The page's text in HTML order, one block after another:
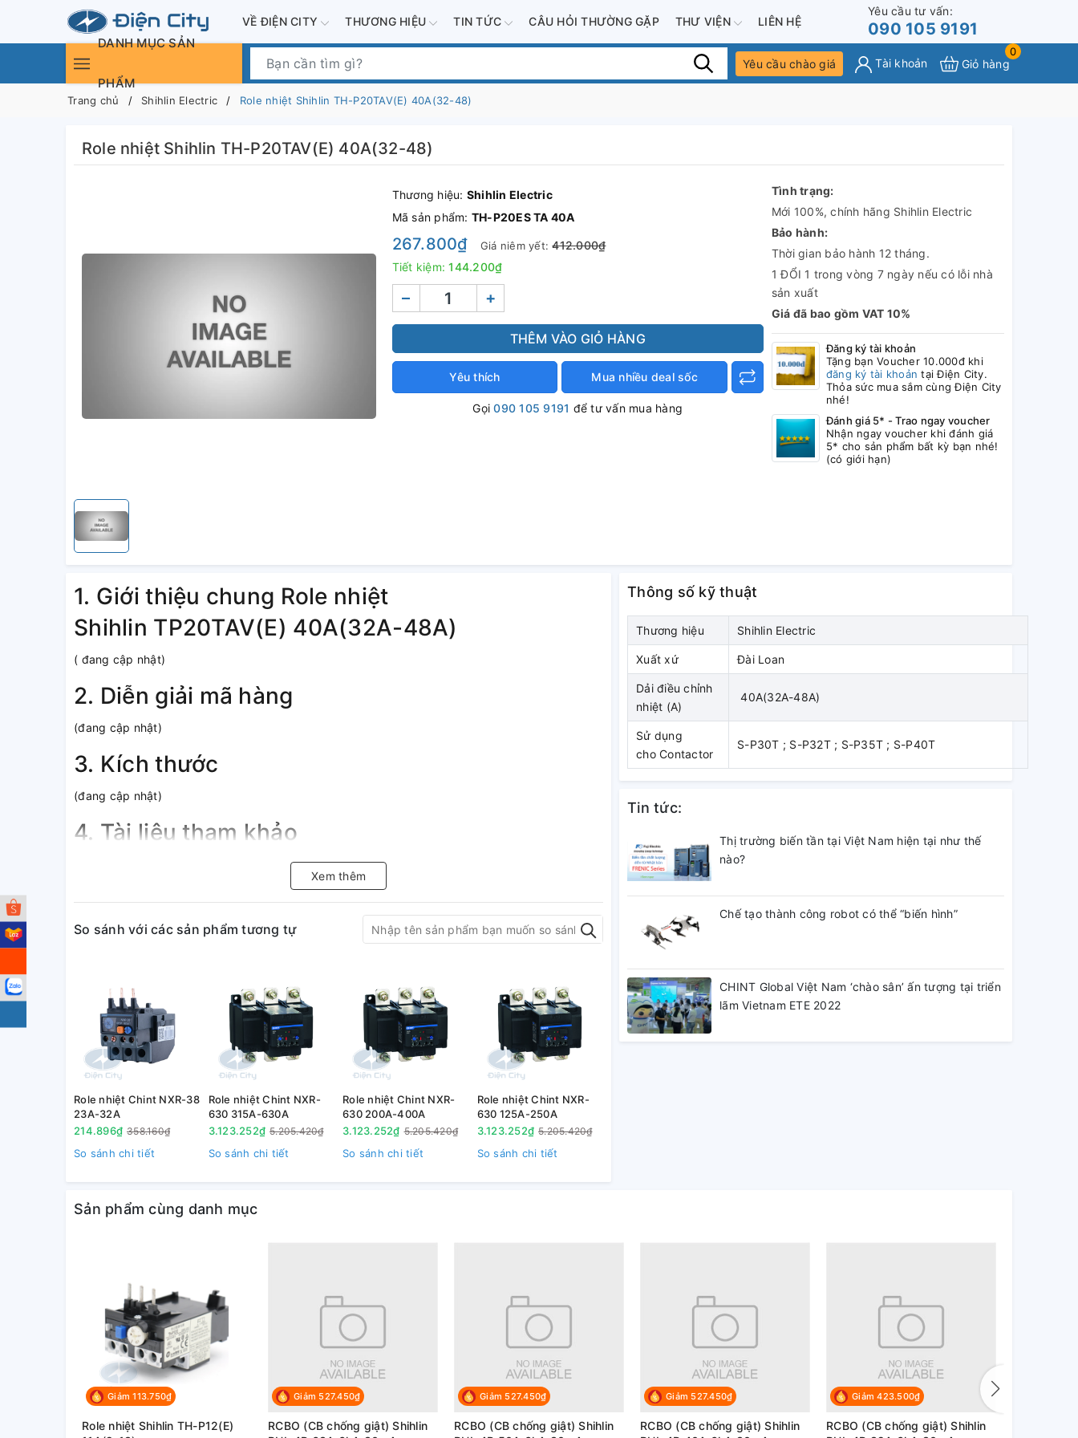
VỀ ĐIỆN CITY THƯƠNG HIỆU TIN TỨC CÂU HỎI THƯỜNG GẶP THƯ VIỆN LIÊN HỆ
Yêu cầu tư vấn:
090 105 9191
DANH MỤC SẢN
PHẨM
Yêu cầu chào giá Tài khoản
0
Giỏ hàng
Trang chủ Shihlin Electric Role nhiệt Shihlin TH-P20TAV(E) 40A(32-48)
Role nhiệt Shihlin TH-P20TAV(E) 40A(32-48)
Thương hiệu: Shihlin Electric
Mã sản phẩm: TH-P20ES TA 40A
267.800₫ Giá niêm yết:412.000₫
Tiết kiệm:144.200₫
– +
THÊM VÀO GIỎ HÀNG
Yêu thích Mua nhiều deal sốc
Gọi090 105 9191 để tư vấn mua hàng
Tình trạng:
Mới 100%, chính hãng Shihlin Electric
Bảo hành:
Thời gian bảo hành 12 tháng.
1 ĐỔI 1 trong vòng 7 ngày nếu có lỗi nhà
sản xuất
Giá đã bao gồm VAT 10%
Đăng ký tài khoản
Tặng bạn Voucher 10.000đ khi
đăng ký tài khoản tại Điện City.
Thỏa sức mua sắm cùng Điện City
nhé!
Đánh giá 5* - Trao ngay voucher
Nhận ngay voucher khi đánh giá
5* cho sản phẩm bất kỳ bạn nhé!
(có giới hạn)
1. Giới thiệu chung Role nhiệt
Shihlin TP20TAV(E) 40A(32A-48A)
( đang cập nhật)
2. Diễn giải mã hàng
(đang cập nhật)
3. Kích thước
(đang cập nhật)
4. Tài liệu tham khảo
Xem thêm
So sánh với các sản phẩm tương tự
Role nhiệt Chint NXR-38
23A-32A
214.896₫ 358.160₫
So sánh chi tiết
Role nhiệt Chint NXR-
630 315A-630A
3.123.252₫ 5.205.420₫
So sánh chi tiết
Role nhiệt Chint NXR-
630 200A-400A
3.123.252₫ 5.205.420₫
So sánh chi tiết
Role nhiệt Chint NXR-
630 125A-250A
3.123.252₫ 5.205.420₫
So sánh chi tiết
Thông số kỹ thuật
Thương hiệu Shihlin Electric
Xuất xứ Đài Loan
Dải điều chỉnh
nhiệt (A)
40A(32A-48A)
Sử dụng
cho Contactor
S-P30T ; S-P32T ; S-P35T ; S-P40T
Tin tức:
Thị trường biến tần tại Việt Nam hiện tại như thế
nào?
Chế tạo thành công robot có thể “biến hình”
CHINT Global Việt Nam ‘chào sân’ ấn tượng tại triển
lãm Vietnam ETE 2022
Sản phẩm cùng danh mục
Giảm 113.750₫
Role nhiệt Shihlin TH-P12(E)
Giảm 527.450₫
RCBO (CB chống giật) Shihlin
Giảm 527.450₫
RCBO (CB chống giật) Shihlin
Giảm 527.450₫
RCBO (CB chống giật) Shihlin
Giảm 423.500₫
RCBO (CB chống giật) Shihlin